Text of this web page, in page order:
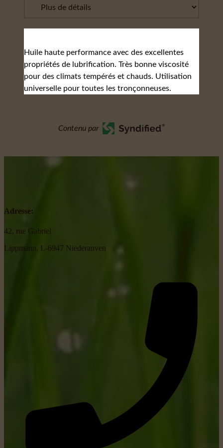
Huile haute performance avec des excellentes
propriétés de lubrification. Très bonne viscosité
pour des climats tempérés et chauds. Utilisation
universelle pour toutes les tronçonneuses.
Contenu par
Adresse:
42, rue Gabriel
Lippmann, L-6947 Niederanven